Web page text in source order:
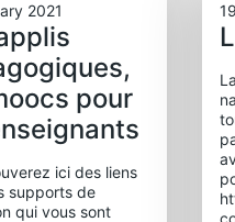
2021
pour
ici des liens
supports de
qui vous sont